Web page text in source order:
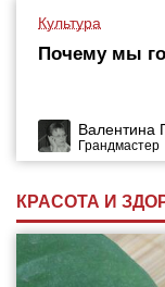
Культура
Почему мы
Валентина
Грандмастер
КРАСОТА И